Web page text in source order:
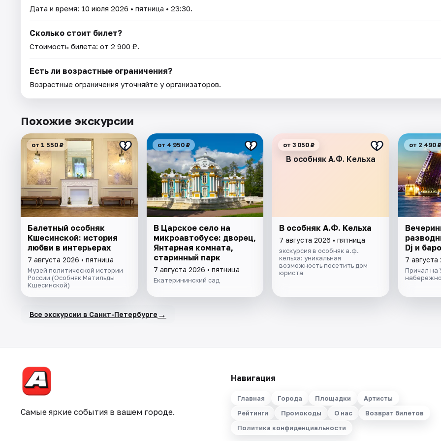
Дата и время: 10 июля 2026 • пятница • 23:30.
Сколько стоит билет?
Стоимость билета: от 2 900 ₽.
Есть ли возрастные ограничения?
Возрастные ограничения уточняйте у организаторов.
Похожие экскурсии
от 1 550 ₽
Балетный особняк
Кшесинской: история
любви в интерьерах
7 августа 2026 • пятница
Музей политической истории
России (Особняк Матильды
Кшесинской)
от 4 950 ₽
В Царское село на
микроавтобусе: дворец,
Янтарная комната,
старинный парк
7 августа 2026 • пятница
Екатерининский сад
В особняк А.Ф. Кельха
от 3 050 ₽
В особняк А.Ф. Кельха
7 августа 2026 • пятница
экскурсия в особняк а.ф.
кельха: уникальная
возможность посетить дом
юриста
от 2 490 ₽
Dj и
7 августа
Причал на
Все экскурсии в Санкт-Петербурге →
Самые яркие события в вашем городе.
Навигация
Главная Города Площадки
Артисты
Рейтинги
Промокоды О нас
Возврат билетов
Политика конфиденциальности